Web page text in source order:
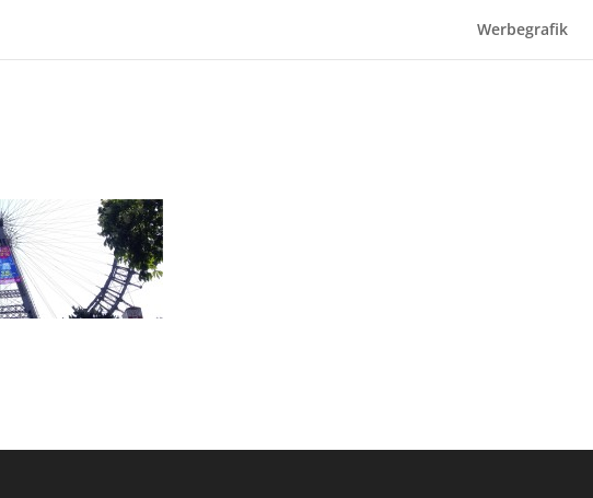
Werbegrafik